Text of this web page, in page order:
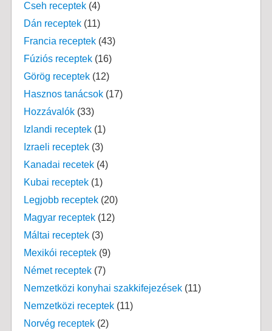
Cseh receptek(4)
Dán receptek(11)
Francia receptek(43)
Fúziós receptek(16)
Görög receptek(12)
Hasznos tanácsok(17)
Hozzávalók(33)
Izlandi receptek(1)
Izraeli receptek(3)
Kanadai recetek(4)
Kubai receptek(1)
Legjobb receptek(20)
Magyar receptek(12)
Máltai receptek(3)
Mexikói receptek(9)
Német receptek(7)
Nemzetközi konyhai szakkifejezések(11)
Nemzetközi receptek(11)
Norvég receptek(2)